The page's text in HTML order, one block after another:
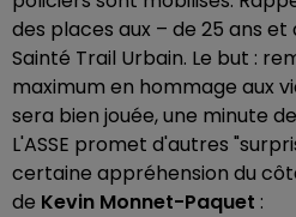
des places aux – de 25 ans
Sainté Trail Urbain. Le but :
maximum en hommage aux
sera bien jouée, une minute
L'ASSE promet d'autres
certaine appréhension du
de Kevin Monnet-Paquet :